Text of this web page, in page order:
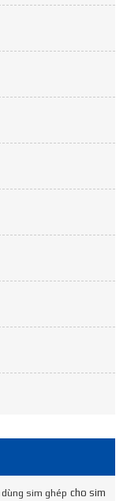
sim ghép cho sim